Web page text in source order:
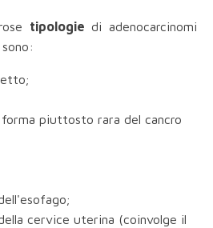
tipologie di adenocarcinomi
piuttosto rara del cancro
cervice uterina (coinvolge il